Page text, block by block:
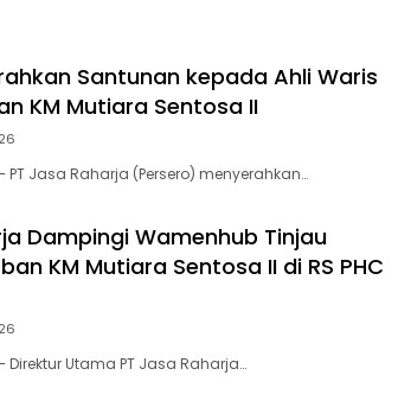
Santunan kepada Ahli Waris
KM Mutiara Sentosa II
Jasa Raharja (Persero) menyerahkan…
Dampingi Wamenhub Tinjau
KM Mutiara Sentosa II di RS PHC
Utama PT Jasa Raharja…